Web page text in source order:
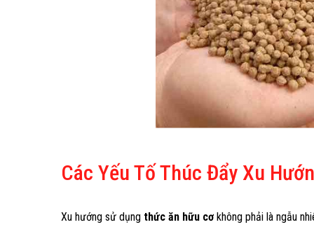
Các Yếu Tố Thúc Đẩy Xu
Xu hướng sử dụng thức ăn hữu cơ không phải là ngẫu